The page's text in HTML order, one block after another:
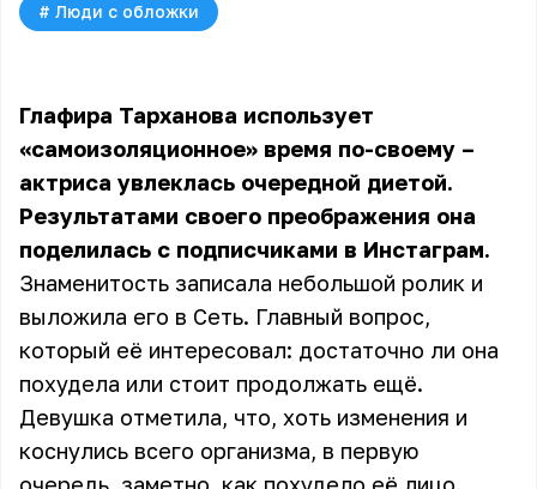
# Люди с обложки
Глафира Тарханова использует
«самоизоляционное» время по-своему –
актриса увлеклась очередной диетой.
Результатами своего преображения она
поделилась с подписчиками в Инстаграм.
Знаменитость записала небольшой ролик и
выложила его в Сеть. Главный вопрос,
который её интересовал: достаточно ли она
похудела или стоит продолжать ещё.
Девушка отметила, что, хоть изменения и
коснулись всего организма, в первую